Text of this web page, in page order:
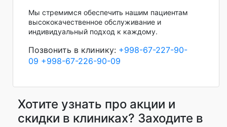
Мы стремимся обеспечить нашим пациентам
высококачественное обслуживание и
индивидуальный подход к каждому.
Позвонить в клинику: +998-67-227-90-
09 +998-67-226-90-09
Хотите узнать про акции и
скидки в клиниках? Заходите в